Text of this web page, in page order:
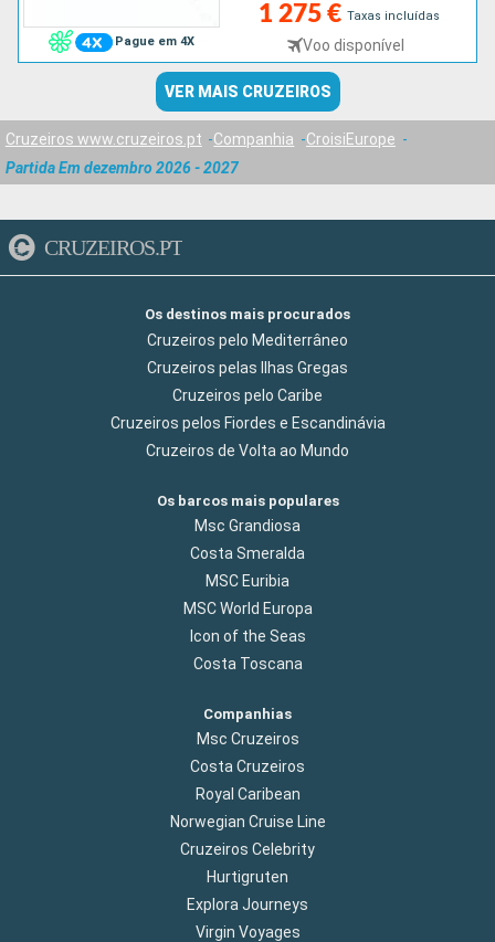
Pague em 4X
1 275 € Taxas incluídas
Voo disponível
VER MAIS CRUZEIROS
Cruzeiros www.cruzeiros.pt Companhia
CroisiEurope
Partida Em dezembro 2026 - 2027
CRUZEIROS.PT
Os destinos mais procurados
Cruzeiros pelo Mediterrâneo
Cruzeiros pelas Ilhas Gregas
Cruzeiros pelo Caribe
Cruzeiros pelos Fiordes e Escandinávia
Cruzeiros de Volta ao Mundo
Os barcos mais populares
Msc Grandiosa
Costa Smeralda
MSC Euribia
MSC World Europa
Icon of the Seas
Costa Toscana
Companhias
Msc Cruzeiros
Costa Cruzeiros
Royal Caribean
Norwegian Cruise Line
Cruzeiros Celebrity
Hurtigruten
Explora Journeys
Virgin Voyages